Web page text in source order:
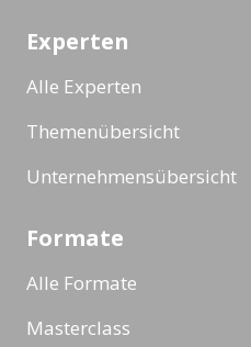
Experten
Alle Experten
Themenübersicht
Unternehmensübersicht
Formate
Alle Formate
Masterclass